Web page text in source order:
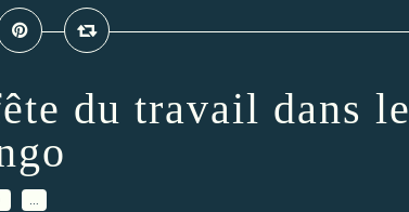
du travail dans le